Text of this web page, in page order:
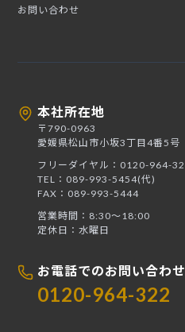
お問い合わせ
本社所在地
〒790-0963
愛媛県松山市小坂3丁目4番5号
フリーダイヤル：0120-964-32
TEL：089-993-5454(代)
FAX：089-993-5444
営業時間：8:30〜18:00
定休日：水曜日
お電話でのお問い合わせ
0120-964-322